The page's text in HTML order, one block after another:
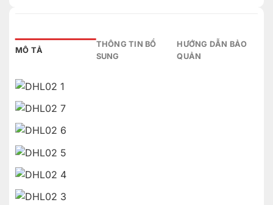
MÔ TẢ
THÔNG TIN BỔ
SUNG
HƯỚNG DẪN BẢO
QUẢN